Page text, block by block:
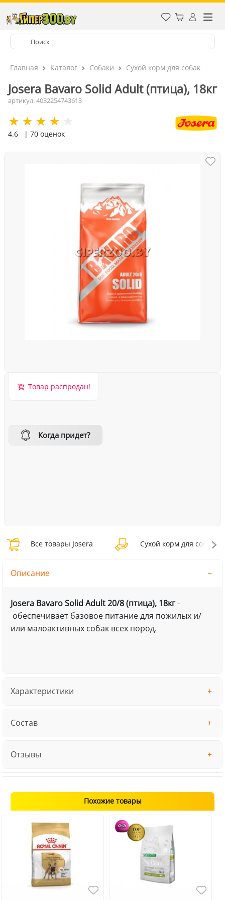
Главная Каталог Собаки Сухой корм для собак
Josera Bavaro Solid Adult (птица), 18кг
артикул: 4032254743613
4.6 | 70 оценок
Товар распродан!
Когда придет?
Все товары Josera Сухой корм для собак
Описание
Josera Bavaro Solid Adult 20/8 (птица), 18кг-
обеспечивает базовое питание для пожилых и/
или малоактивных собак всех пород.
Характеристики
Состав
Отзывы
Похожие товары